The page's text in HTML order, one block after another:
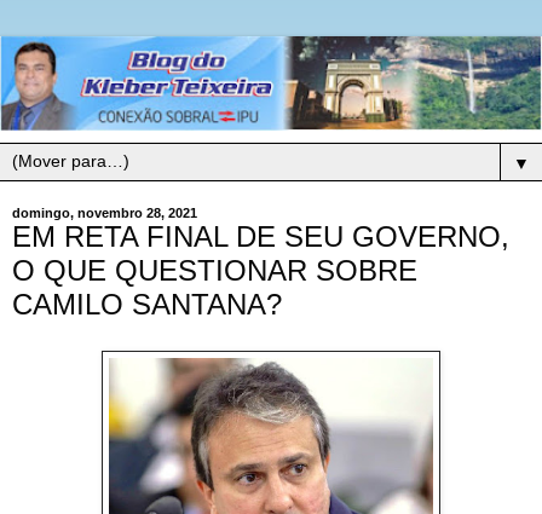
▼
domingo, novembro 28, 2021
EM RETA FINAL DE SEU GOVERNO,
O QUE QUESTIONAR SOBRE
CAMILO SANTANA?